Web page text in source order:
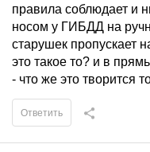
правила соблюдает и
носом у ГИБДД на
старушек пропускает
это такое то? и в
- что же это творится
Ответить